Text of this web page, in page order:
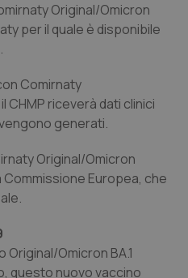
Original/Omicron
per il quale è disponibile
Comirnaty
CHMP riceverà dati clinici
generati.
Original/Omicron
Europea, che
Omicron BA.1
questo nuovo vaccino